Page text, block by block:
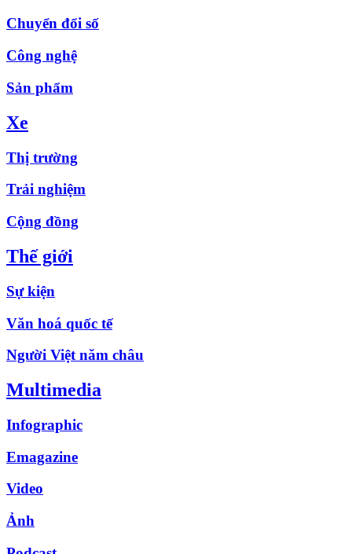
Chuyển đổi số
Công nghệ
Sản phẩm
Xe
Thị trường
Trải nghiệm
Cộng đồng
Thế giới
Sự kiện
Văn hoá quốc tế
Người Việt năm châu
Multimedia
Infographic
Emagazine
Video
Ảnh